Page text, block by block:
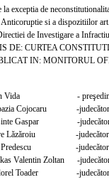
la exceptia de
si a dispozitiilor
de Investigare a
DE: CURTEA
IN: MONITORUL
Vida
-
Cojocaru -judecător
Gaspar -
Lăzăroiu -judecător
Predescu -judecător
Valentin Zoltan -
Toader
-judecător